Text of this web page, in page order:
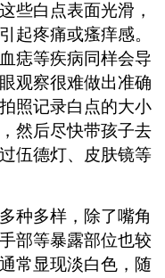
些白点表面光滑，
起疼痛或瘙痒感。
痣等疾病同样会导
观察很难做出准确
照记录白点的大小
然后尽快带孩子去
伍德灯、皮肤镜等
种多样，除了嘴角
部等暴露部位也较
常显现淡白色，随